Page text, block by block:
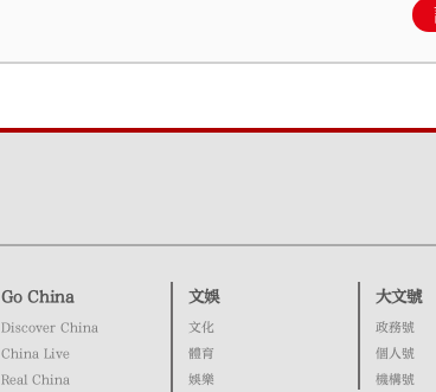
Go China
Discover China
China Live
Real China
文娛
文化
體育
娛樂
大文號
政務號
個人號
機構號